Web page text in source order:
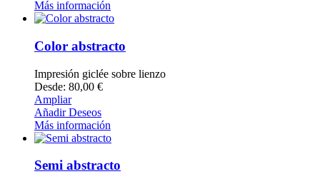
Más información
Color abstracto
Impresión giclée sobre lienzo
Desde: 80,00 €
Ampliar
Añadir Deseos
Más información
Semi abstracto